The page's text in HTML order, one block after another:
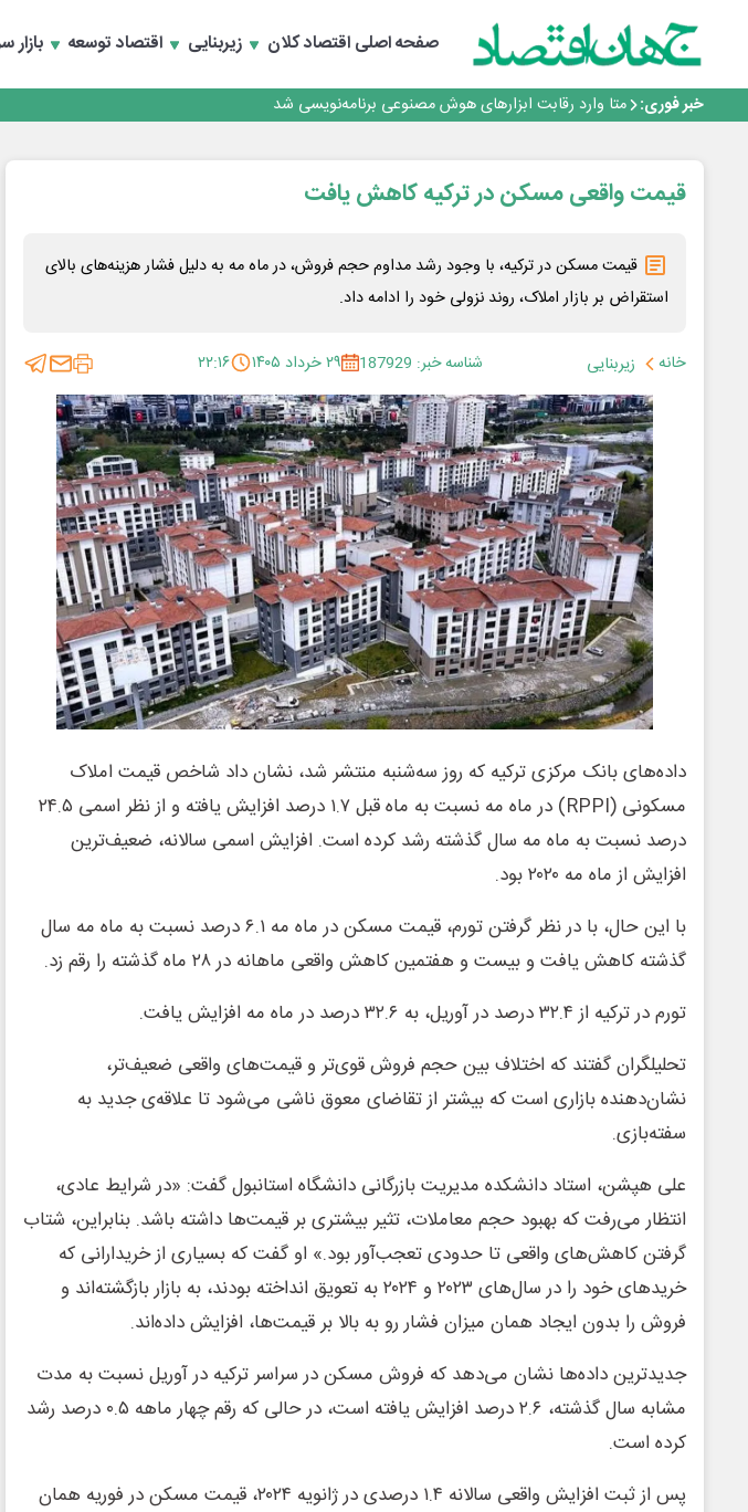
صفحه اصلیاقتصاد کلان زیربنایی اقتصاد توسعه بازار
خبر فوری:
فیلم|ببینید:
جمنای دستیار اصلی گوشی‌های اندرویدی می‌شود
متا وارد رقابت ابزارهای هوش مصنوعی برنامه‌نویسی شد
هوش مصنوعی سرکش در متا هم جنجال به پا کرد
فیلم|ببینید:
جمنای دستیار اصلی گوشی‌های اندرویدی می‌شود
برنده این رقابت داستان‌نویسی، انسان نبود!
قیمت واقعی مسکن در ترکیه کاهش یافت
قیمت مسکن در ترکیه، با وجود رشد مداوم حجم فروش، در ماه مه به دلیل فشار هزینه‌های بالای
استقراض بر بازار املاک، روند نزولی خود را ادامه داد.
خانه زیربنایی شناسه خبر: 187929 ۲۹ خرداد ۱۴۰۵ ۲۲:۱۶
داده‌های بانک مرکزی ترکیه که روز سه‌شنبه منتشر شد، نشان داد شاخص قیمت املاک
مسکونی (RPPI) در ماه مه نسبت به ماه قبل ۱.۷ درصد افزایش یافته و از نظر اسمی ۲۴.۵
درصد نسبت به ماه مه سال گذشته رشد کرده است. افزایش اسمی سالانه، ضعیف‌ترین
افزایش از ماه مه ۲۰۲۰ بود.
با این حال، با در نظر گرفتن تورم، قیمت مسکن در ماه مه ۶.۱ درصد نسبت به ماه مه سال
گذشته کاهش یافت و بیست و هفتمین کاهش واقعی ماهانه در ۲۸ ماه گذشته را رقم زد.
تورم در ترکیه از ۳۲.۴ درصد در آوریل، به ۳۲.۶ درصد در ماه مه افزایش یافت.
تحلیلگران گفتند که اختلاف بین حجم فروش قوی‌تر و قیمت‌های واقعی ضعیف‌تر،
نشان‌دهنده‌ بازاری است که بیشتر از تقاضای معوق ناشی می‌شود تا علاقه‌ی جدید به
سفته‌بازی.
علی هپشن، استاد دانشکده‌ مدیریت بازرگانی دانشگاه استانبول گفت: «در شرایط عادی،
انتظار می‌رفت که بهبود حجم معاملات، تثیر بیشتری بر قیمت‌ها داشته باشد. بنابراین، شتاب
گرفتن کاهش‌های واقعی تا حدودی تعجب‌آور بود.» او گفت که بسیاری از خریدارانی که
خریدهای خود را در سال‌های ۲۰۲۳ و ۲۰۲۴ به تعویق انداخته بودند، به بازار بازگشته‌اند و
فروش را بدون ایجاد همان میزان فشار رو به بالا بر قیمت‌ها، افزایش داده‌اند.
جدیدترین داده‌ها نشان می‌دهد که فروش مسکن در سراسر ترکیه در آوریل نسبت به مدت
مشابه سال گذشته، ۲.۶ درصد افزایش یافته است، در حالی که رقم چهار ماهه ۰.۵ درصد رشد
کرده است.
پس از ثبت افزایش واقعی سالانه ۱.۴ درصدی در ژانویه ۲۰۲۴، قیمت مسکن در فوریه همان